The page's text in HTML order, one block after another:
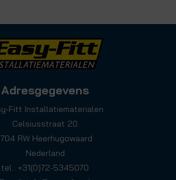
Adresgegevens
Fitt Installatiematerialen
Celsiusstraat 20
RW Heerhugowaard
Nederland
tel.: +31(0)72-5345070